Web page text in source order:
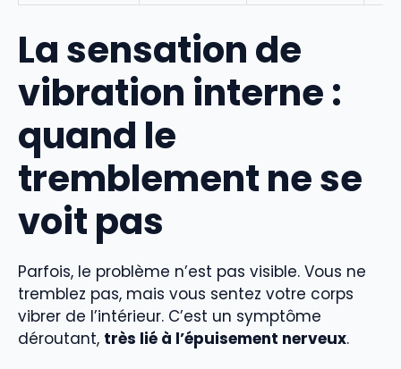
La sensation de
vibration interne :
quand le
tremblement ne se
voit pas
Parfois, le problème n’est pas visible. Vous ne
tremblez pas, mais vous sentez votre corps
vibrer de l’intérieur. C’est un symptôme
déroutant, très lié à l’épuisement nerveux.